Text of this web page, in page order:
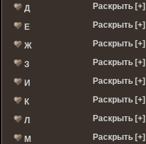
Д Раскрыть [+]
Е Раскрыть [+]
Ж Раскрыть [+]
З Раскрыть [+]
И Раскрыть [+]
К Раскрыть [+]
Л Раскрыть [+]
М Раскрыть [+]